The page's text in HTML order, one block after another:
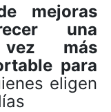
mejoras
una
vez más
para
eligen